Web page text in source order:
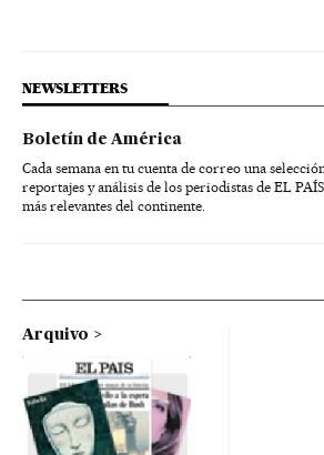
NEWSLETTERS
Boletín de América
Cada semana en tu cuenta de correo una
reportajes y análisis de los periodistas de EL
más relevantes del continente.
Arquivo